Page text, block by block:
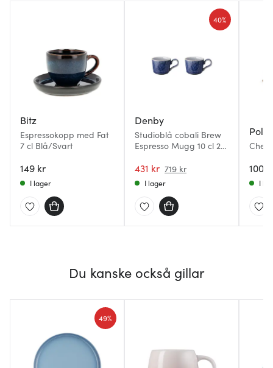
Bitz
Espressokopp med Fat
7 cl Blå/Svart
149 kr
I lager
Denby
Studioblå cobali Brew
Espresso Mugg 10 cl 2-
431 kr 719 kr
40%
I lager
Pols
1000
I
Du kanske också gillar
49%